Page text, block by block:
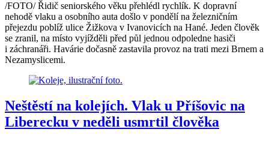
/FOTO/ Řidič seniorského věku přehlédl rychlík. K dopravní
nehodě vlaku a osobního auta došlo v pondělí na železničním
přejezdu poblíž ulice Žižkova v Ivanovicích na Hané. Jeden člověk
se zranil, na místo vyjížděli před půl jednou odpoledne hasiči
i záchranáři. Havárie dočasně zastavila provoz na trati mezi Brnem a
Nezamyslicemi.
Neštěstí na kolejích. Vlak u Příšovic na
Liberecku v neděli usmrtil člověka